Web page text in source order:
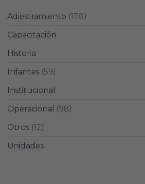
Adiestramiento (178)
Capacitación
Historia
Infantes (59)
Institucional
Operacional
(98)
Otros (12)
Unidades